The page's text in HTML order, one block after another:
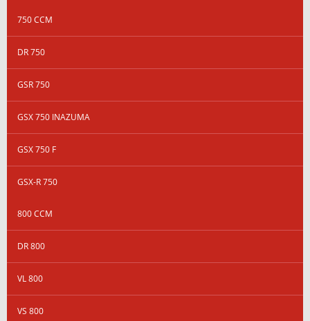
750 CCM
DR 750
GSR 750
GSX 750 INAZUMA
GSX 750 F
GSX-R 750
800 CCM
DR 800
VL 800
VS 800